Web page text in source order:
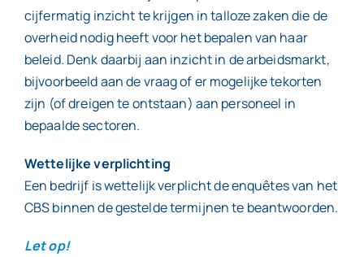
cijfermatig inzicht te krijgen in talloze zaken die de
overheid nodig heeft voor het bepalen van haar
beleid. Denk daarbij aan inzicht in de arbeidsmarkt,
bijvoorbeeld aan de vraag of er mogelijke tekorten
zijn (of dreigen te ontstaan) aan personeel in
bepaalde sectoren.
Wettelijke verplichting
Een bedrijf is wettelijk verplicht de enquêtes van het
CBS binnen de gestelde termijnen te beantwoorden.
Let op!